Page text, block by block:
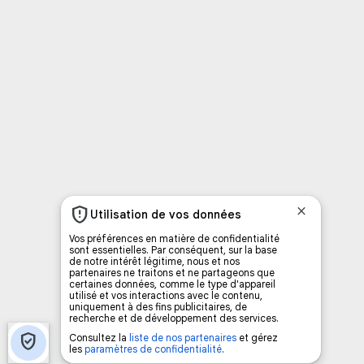
(celui qui représente un carré incluant une
flèche dirigé vers le haut)
Cliquez maintenant sur l’option Ajouter sur
l’écran d’accueil et vous verrez apparaître le
logo du FM 103,3
Faites Enregistrer en haut à droite.
Et voilà! Toutes les infos et l’écoute de votre radio
locale vous sont maintenant accessibles en un clic!